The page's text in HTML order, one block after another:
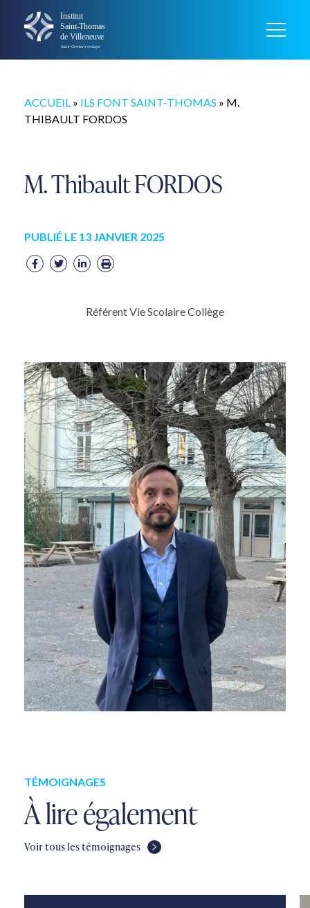
ACCUEIL » ILS FONT SAINT-THOMAS » M.
THIBAULT FORDOS
M. Thibault FORDOS
PUBLIÉ LE 13 JANVIER 2025
Référent Vie Scolaire Collège
TÉMOIGNAGES
À lire également
Voir tous les témoignages